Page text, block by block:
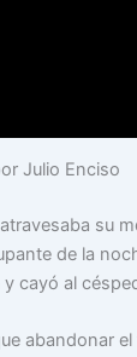
Julio Enciso
su
de la
cayó al
abandonar